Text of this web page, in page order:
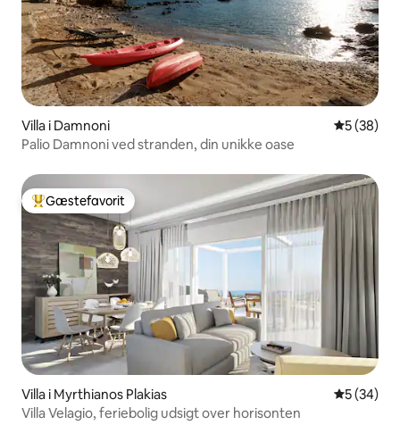
Villa i Damnoni 5 ud af 5 i
5 (38)
Palio Damnoni ved stranden, din unikke oase
Bedste gæstefavorit
Gæstefavorit
Villa i Myrthianos Plakias 5 ud af 5 i
5 (34)
Villa Velagio, feriebolig udsigt over horisonten